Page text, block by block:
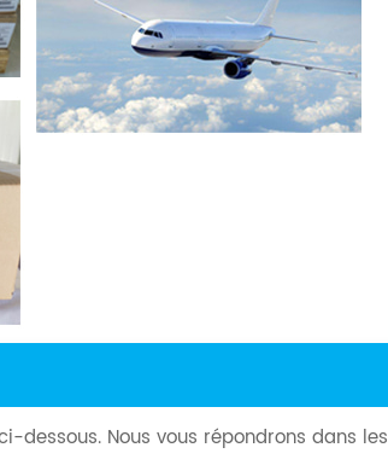
dessous. Nous vous répondrons dans